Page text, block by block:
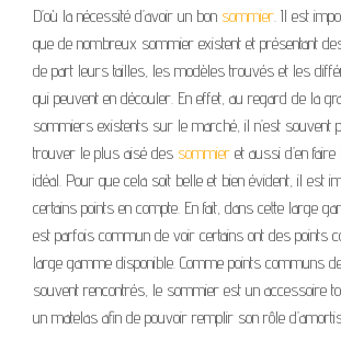
D’où la nécessité d’avoir un bon sommier . Il est
que de nombreux sommier existent et présentant
de part leurs tailles, les modèles trouvés et les
qui peuvent en découler. En effet, au regard de la
sommiers existents sur le marché, il n’est souvent
trouver le plus aisé des sommier et aussi d’en
idéal. Pour que cela soit belle et bien évident, il est
certains points en compte. En fait, dans cette large
est parfois commun de voir certains ont des points
large gamme disponible. Comme points communs
souvent rencontrés, le sommier est un accessoire
un matelas afin de pouvoir remplir son rôle